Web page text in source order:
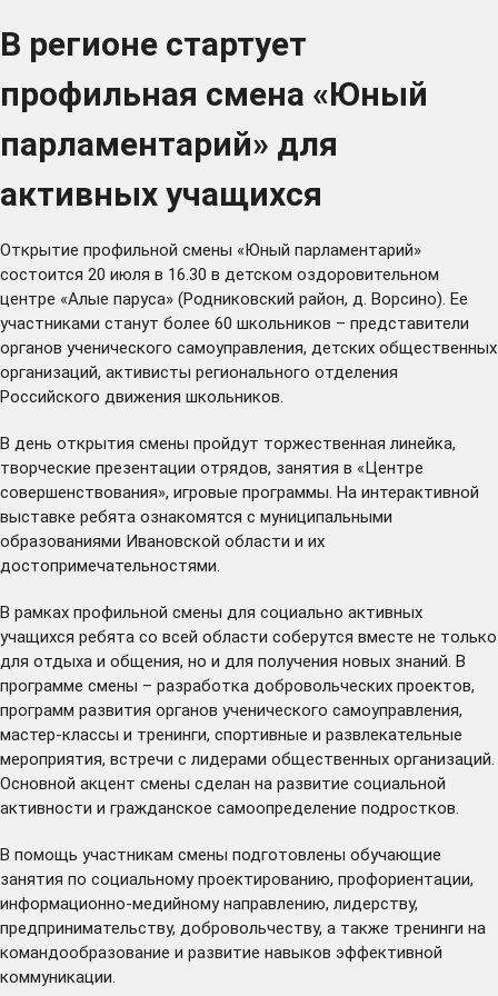
В регионе стартует
профильная смена «Юный
парламентарий» для
активных учащихся
Открытие профильной смены «Юный парламентарий»
состоится 20 июля в 16.30 в детском оздоровительном
центре «Алые паруса» (Родниковский район, д. Ворсино). Ее
участниками станут более 60 школьников – представители
органов ученического самоуправления, детских общественных
организаций, активисты регионального отделения
Российского движения школьников.
В день открытия смены пройдут торжественная линейка,
творческие презентации отрядов, занятия в «Центре
совершенствования», игровые программы. На интерактивной
выставке ребята ознакомятся с муниципальными
образованиями Ивановской области и их
достопримечательностями.
В рамках профильной смены для социально активных
учащихся ребята со всей области соберутся вместе не только
для отдыха и общения, но и для получения новых знаний. В
программе смены – разработка добровольческих проектов,
программ развития органов ученического самоуправления,
мастер-классы и тренинги, спортивные и развлекательные
мероприятия, встречи с лидерами общественных организаций.
Основной акцент смены сделан на развитие социальной
активности и гражданское самоопределение подростков.
В помощь участникам смены подготовлены обучающие
занятия по социальному проектированию, профориентации,
информационно-медийному направлению, лидерству,
предпринимательству, добровольчеству, а также тренинги на
командообразование и развитие навыков эффективной
коммуникации.